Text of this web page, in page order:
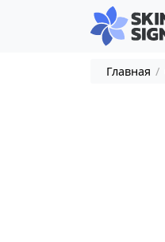
Главная /